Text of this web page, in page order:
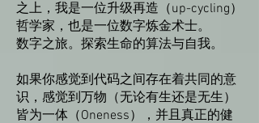
之上，我是一位升级再造（up-cycling）
哲学家，也是一位数字炼金术士。
数字之旅。探索生命的算法与自我。
如果你感觉到代码之间存在着共同的意
识，感觉到万物（无论有生还是无生）
皆为一体（Oneness），并且真正的健